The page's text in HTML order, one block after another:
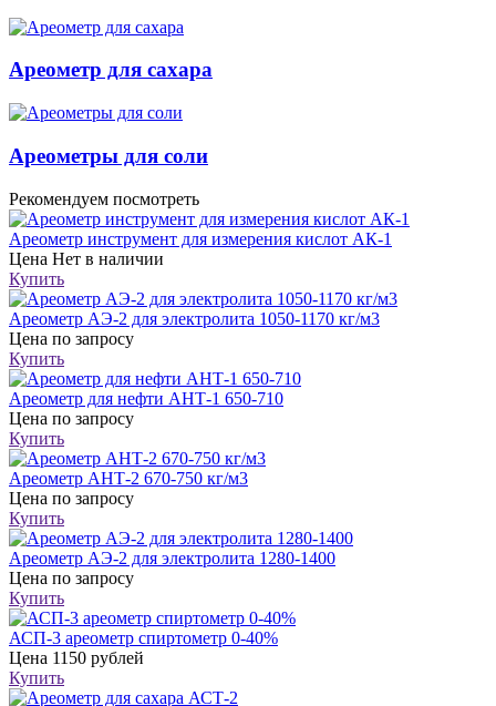
Ареометр для сахара
Ареометры для соли
Рекомендуем посмотреть
Ареометр инструмент для измерения кислот АК-1
Цена Нет в наличии
Купить
Ареометр АЭ-2 для электролита 1050-1170 кг/м3
Цена по запросу
Купить
Ареометр для нефти АНТ-1 650-710
Цена по запросу
Купить
Ареометр АНТ-2 670-750 кг/м3
Цена по запросу
Купить
Ареометр АЭ-2 для электролита 1280-1400
Цена по запросу
Купить
АСП-3 ареометр спиртометр 0-40%
Цена 1150 рублей
Купить